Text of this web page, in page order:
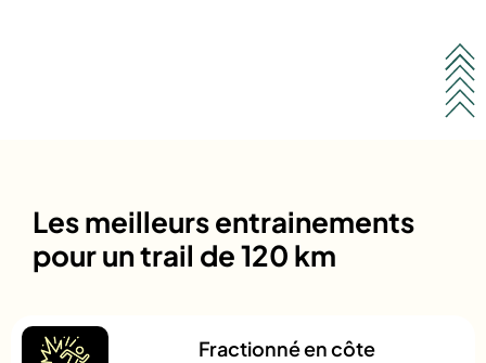
Les meilleurs entrainements
pour un trail de 120 km
Fractionné en côte